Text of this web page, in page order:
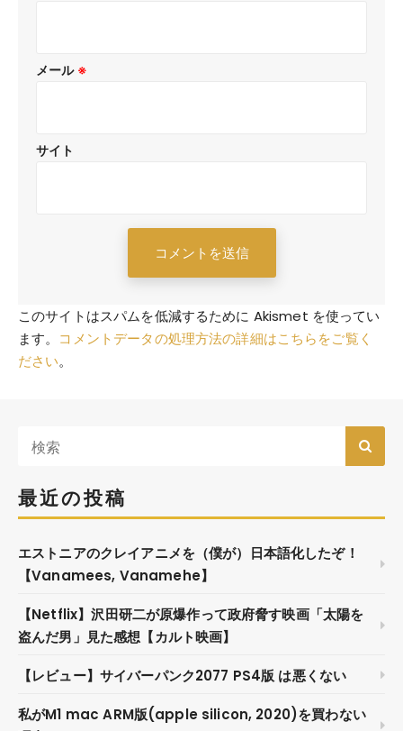
メール ※
サイト
このサイトはスパムを低減するために Akismet を使ってい
ます。 コメントデータの処理方法の詳細はこちらをご覧く
ださい。
最近の投稿
エストニアのクレイアニメを（僕が）日本語化したぞ！
【Vanamees, Vanamehe】
【Netflix】沢田研二が原爆作って政府脅す映画「太陽を
盗んだ男」見た感想【カルト映画】
【レビュー】サイバーパンク2077 PS4版 は悪くない
私がM1 mac ARM版(apple silicon, 2020)を買わない